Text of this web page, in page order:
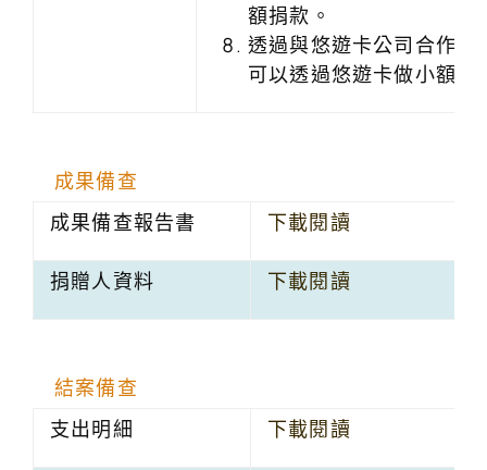
額捐款。
透過與悠遊卡公司合作，
可以透過悠遊卡做小額捐
成果備查
成果備查報告書
下載閱讀
捐贈人資料 下載閱讀
結案備查
支出明細
下載閱讀